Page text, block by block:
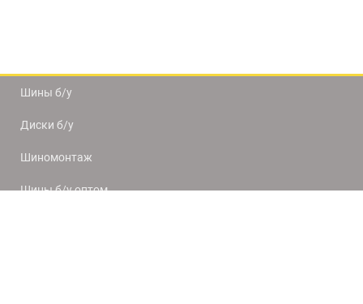
Шины б/у
Диски б/у
Шиномонтаж
Шины б/у оптом